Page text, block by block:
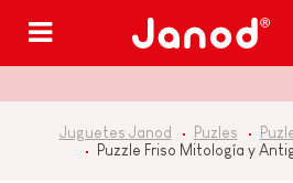
Juguetes Janod Puzles
Puzzle Friso Mitología y